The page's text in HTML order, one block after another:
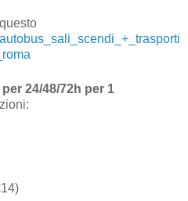
_roma
24/48/72h per 1